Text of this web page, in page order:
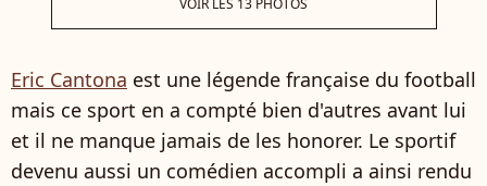
VOIR LES 13 PHOTOS
Eric Cantona est une légende française du football
mais ce sport en a compté bien d'autres avant lui
et il ne manque jamais de les honorer. Le sportif
devenu aussi un comédien accompli a ainsi rendu